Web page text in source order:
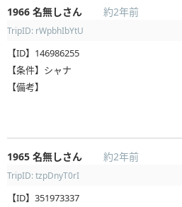
1966 名無しさん 約2年前
TripID: rWpbhIbYtU
【ID】146986255
【条件】シャナ
【備考】
1965 名無しさん 約2年前
TripID: tzpDnyT0rI
【ID】351973337